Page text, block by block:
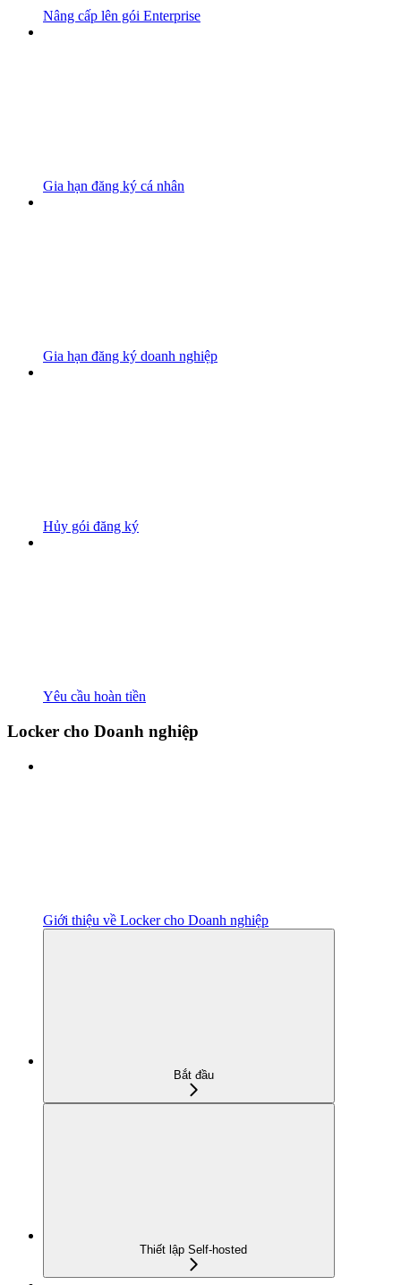
Nâng cấp lên gói Enterprise
Gia hạn đăng ký cá nhân
Gia hạn đăng ký doanh nghiệp
Hủy gói đăng ký
Yêu cầu hoàn tiền
Locker cho Doanh nghiệp
Giới thiệu về Locker cho Doanh nghiệp
Bắt đầu
Thiết lập Self-hosted